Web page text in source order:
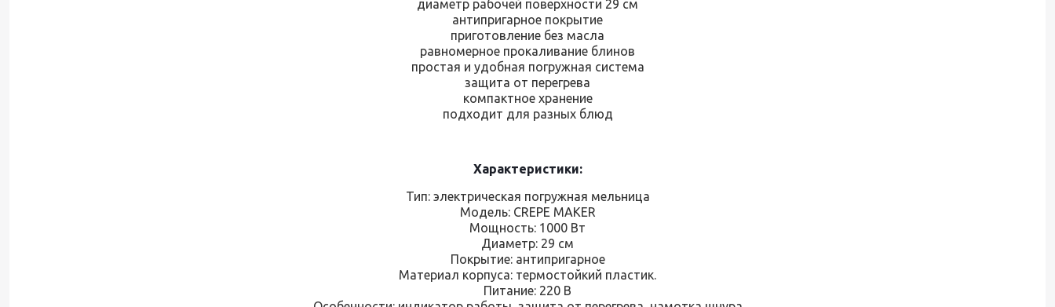
диаметр рабочей поверхности 29 см
антипригарное покрытие
приготовление без масла
равномерное прокаливание блинов
простая и удобная погружная система
защита от перегрева
компактное хранение
подходит для разных блюд
Характеристики:
Тип: электрическая погружная мельница
Модель: CREPE MAKER
Мощность: 1000 Вт
Диаметр: 29 см
Покрытие: антипригарное
Материал корпуса: термостойкий пластик.
Питание: 220 В